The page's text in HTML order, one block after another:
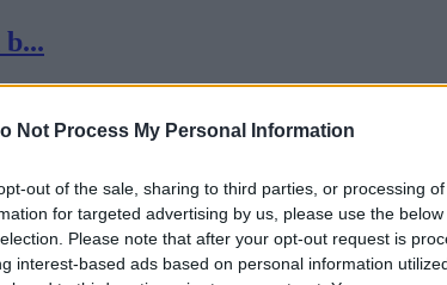
Not Process My Personal Information
out of the sale, sharing to third parties, or processing
for targeted advertising by us, please use the
Please note that after your opt-out request is
interest-based ads based on personal information